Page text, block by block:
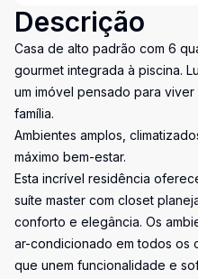
Descrição
Casa de alto padrão com 6
gourmet integrada à piscina.
um imóvel pensado para
família.
Ambientes amplos,
máximo bem-estar.
Esta incrível residência
suíte master com closet
conforto e elegância. Os
ar-condicionado em todos os
que unem funcionalidade e